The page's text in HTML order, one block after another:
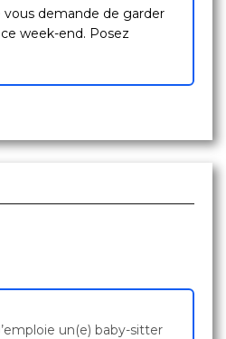
vous demande de garder
week-end. Posez
un(e) baby-sitter